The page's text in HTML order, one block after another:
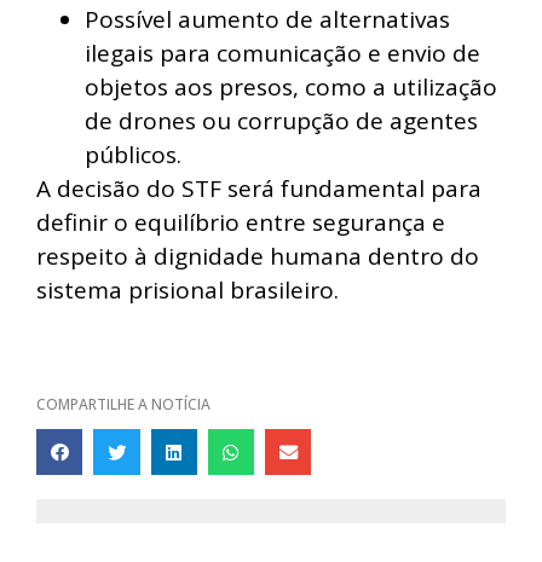
Possível aumento de alternativas
ilegais para comunicação e envio de
objetos aos presos, como a utilização
de drones ou corrupção de agentes
públicos.
A decisão do STF será fundamental para
definir o equilíbrio entre segurança e
respeito à dignidade humana dentro do
sistema prisional brasileiro.
COMPARTILHE A NOTÍCIA